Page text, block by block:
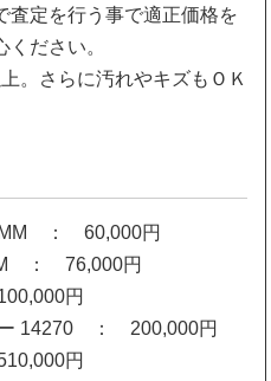
査定を行う事で適正価格を
ださい。
。さらに汚れやキズもＯＫ
MM ： 60,000円
： 76,000円
円
ー 14270 ： 200,000円
円